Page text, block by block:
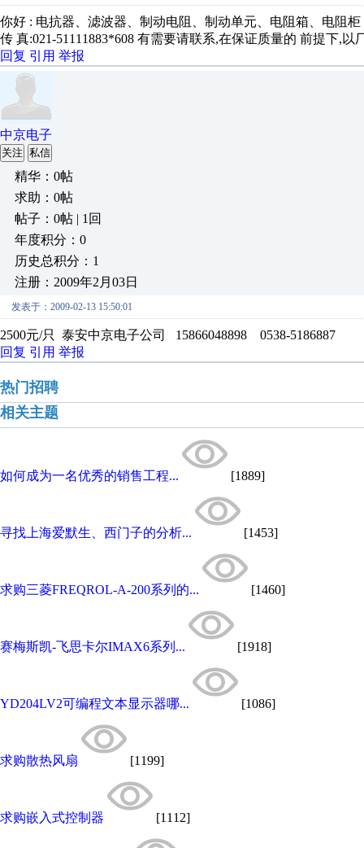
你好 : 电抗器、滤波器、制动电阻、制动单元、电阻箱、电阻柜
传 真:021-51111883*608 有需要请联系,在保证质量的 前提下,以
回复 引用 举报
中京电子
关注 私信
精华：0帖
求助：0帖
帖子：0帖 | 1回
年度积分：0
历史总积分：1
注册：2009年2月03日
发表于：2009-02-13 15:50:01
2500元/只 泰安中京电子公司 15866048898 0538-5186887
回复 引用 举报
热门招聘
相关主题
如何成为一名优秀的销售工程... [1889]
寻找上海爱默生、西门子的分析... [1453]
求购三菱FREQROL-A-200系列的... [1460]
赛梅斯凯-飞思卡尔IMAX6系列... [1918]
YD204LV2可编程文本显示器哪... [1086]
求购散热风扇 [1199]
求购嵌入式控制器 [1112]